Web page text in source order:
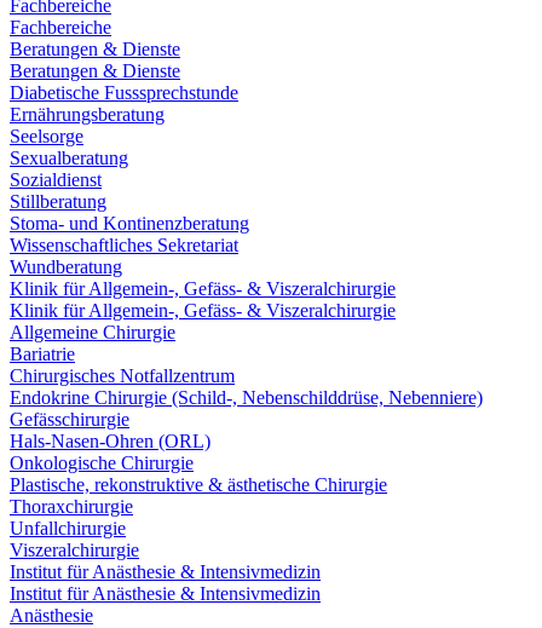
Fachbereiche
Fachbereiche
Beratungen & Dienste
Beratungen & Dienste
Diabetische Fusssprechstunde
Ernährungsberatung
Seelsorge
Sexualberatung
Sozialdienst
Stillberatung
Stoma- und Kontinenzberatung
Wissenschaftliches Sekretariat
Wundberatung
Klinik für Allgemein-, Gefäss- & Viszeralchirurgie
Klinik für Allgemein-, Gefäss- & Viszeralchirurgie
Allgemeine Chirurgie
Bariatrie
Chirurgisches Notfallzentrum
Endokrine Chirurgie (Schild-, Nebenschilddrüse, Nebenniere)
Gefässchirurgie
Hals-Nasen-Ohren (ORL)
Onkologische Chirurgie
Plastische, rekonstruktive & ästhetische Chirurgie
Thoraxchirurgie
Unfallchirurgie
Viszeralchirurgie
Institut für Anästhesie & Intensivmedizin
Institut für Anästhesie & Intensivmedizin
Anästhesie